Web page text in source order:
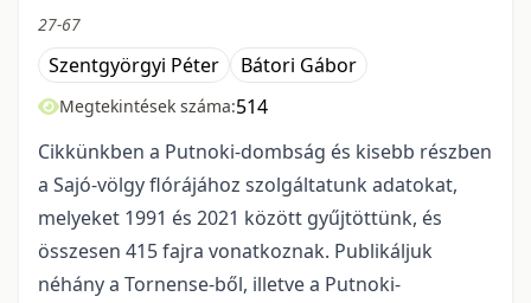
27-67
Szentgyörgyi Péter Bátori Gábor
Megtekintések száma:514
Cikkünkben a Putnoki-dombság és kisebb részben
a Sajó-völgy flórájához szolgáltatunk adatokat,
melyeket 1991 és 2021 között gyűjtöttünk, és
összesen 415 fajra vonatkoznak. Publikáljuk
néhány a Tornense-ből, illetve a Putnoki-